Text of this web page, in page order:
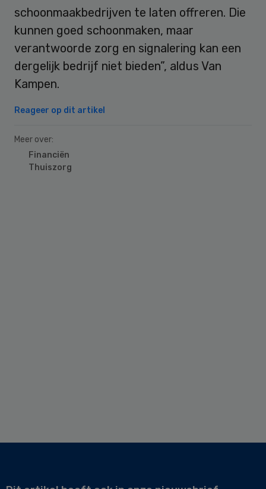
schoonmaakbedrijven te laten offreren. Die
kunnen goed schoonmaken, maar
verantwoorde zorg en signalering kan een
dergelijk bedrijf niet bieden”, aldus Van
Kampen.
Reageer op dit artikel
Meer over:
Financiën
Thuiszorg